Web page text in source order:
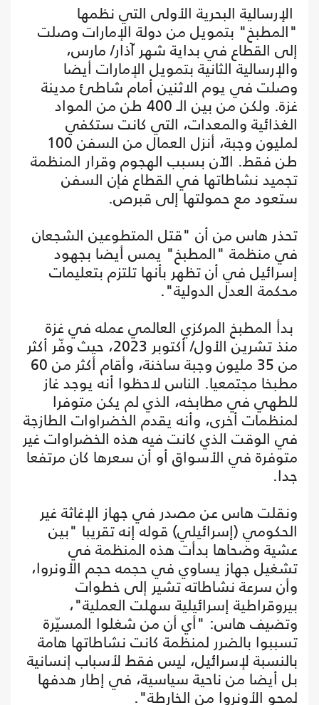
الإرسالية البحرية الأولى التي نظمها
"المطبخ" بتمويل من دولة الإمارات وصلت
إلى القطاع في بداية شهر آذار/ مارس،
والإرسالية الثانية بتمويل الإمارات أيضا
وصلت في يوم الاثنين أمام شاطئ مدينة
غزة. ولكن من بين الـ 400 طن من المواد
الغذائية والمعدات، التي كانت ستكفي
لمليون وجبة، أنزل العمال من السفن 100
طن فقط. الآن بسبب الهجوم وقرار المنظمة
تجميد نشاطاتها في القطاع فإن السفن
ستعود مع حمولتها إلى قبرص.
تحذر هاس من أن "قتل المتطوعين الشجعان
في منظمة "المطبخ" يمس أيضا بجهود
إسرائيل في أن تظهر بأنها تلتزم بتعليمات
محكمة العدل الدولية".
بدأ المطبخ المركزي العالمي عمله في غزة
منذ تشرين الأول/ أكتوبر 2023، حيث وفّر أكثر
من 35 مليون وجبة ساخنة، وأقام أكثر من 60
مطبخا مجتمعيا. الناس لاحظوا أنه يوجد غاز
للطهي في مطابخه، الذي لم يكن متوفرا
لمنظمات أخرى، وأنه يقدم الخضراوات الطازجة
في الوقت الذي كانت فيه هذه الخضراوات غير
متوفرة في الأسواق أو أن سعرها كان مرتفعا
جدا.
ونقلت هاس عن مصدر في جهاز الإغاثة غير
الحكومي (إسرائيلي) قوله إنه تقريبا "بين
عشية وضحاها بدأت هذه المنظمة في
تشغيل جهاز يساوي في حجمه حجم الأونروا،
وأن سرعة نشاطاته تشير إلى خطوات
بيروقراطية إسرائيلية سهلت العملية"،
وتضيف هاس: "أي أن من شغلوا المسيّرة
تسببوا بالضرر لمنظمة كانت نشاطاتها هامة
بالنسبة لإسرائيل، ليس فقط لأسباب إنسانية
بل أيضا من ناحية سياسية، في إطار هدفها
لمحو الأونروا من الخارطة".